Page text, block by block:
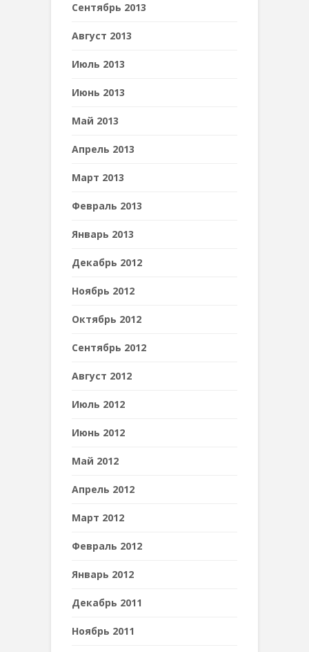
Сентябрь 2013
Август 2013
Июль 2013
Июнь 2013
Май 2013
Апрель 2013
Март 2013
Февраль 2013
Январь 2013
Декабрь 2012
Ноябрь 2012
Октябрь 2012
Сентябрь 2012
Август 2012
Июль 2012
Июнь 2012
Май 2012
Апрель 2012
Март 2012
Февраль 2012
Январь 2012
Декабрь 2011
Ноябрь 2011